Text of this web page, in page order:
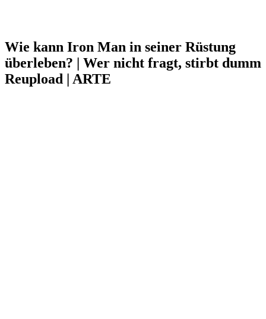
Wie kann Iron Man in seiner Rüstung
überleben? | Wer nicht fragt, stirbt dumm
Reupload | ARTE